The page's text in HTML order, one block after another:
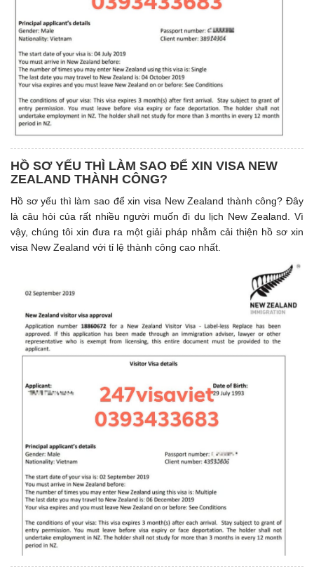
HỒ SƠ YẾU THÌ LÀM SAO ĐỂ XIN VISA NEW
ZEALAND THÀNH CÔNG?
Hồ sơ yếu thì làm sao để xin visa New Zealand thành công? Đây
là câu hỏi của rất nhiều người muốn đi du lịch New Zealand. Vì
vậy, chúng tôi xin đưa ra một giải pháp nhằm cải thiện hồ sơ xin
visa New Zealand với tỉ lệ thành công cao nhất.